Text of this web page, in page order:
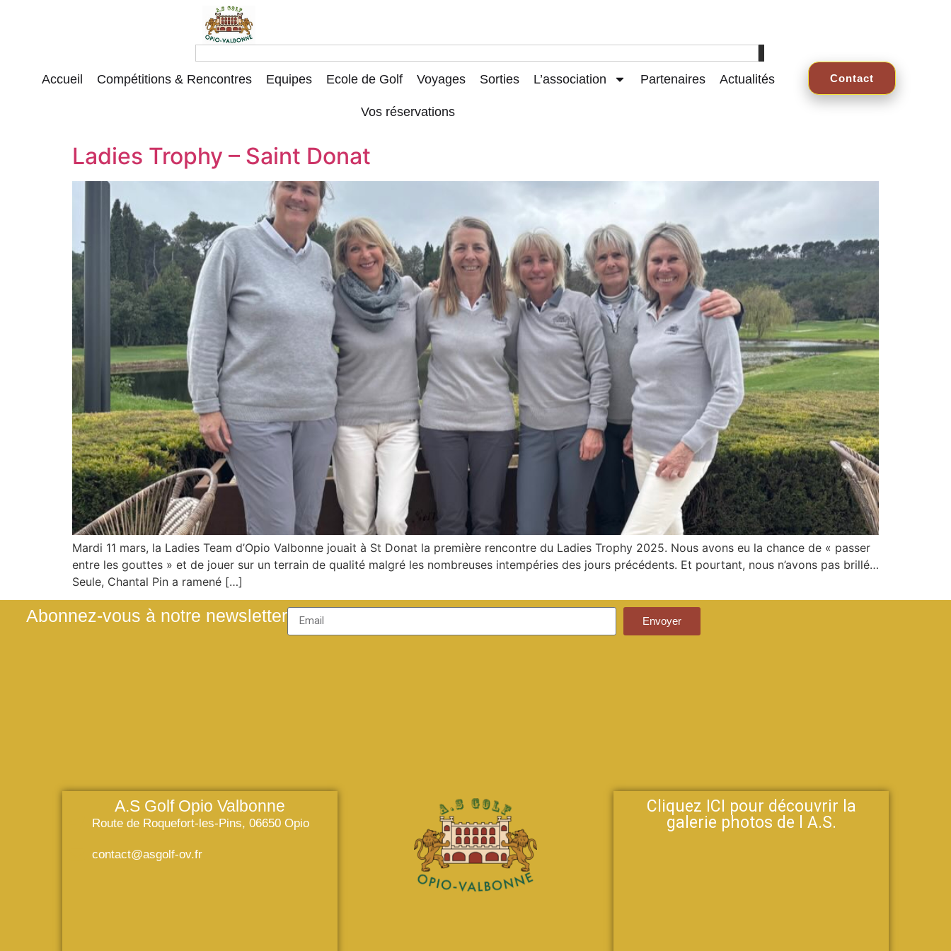
Accueil Compétitions & Rencontres Equipes Ecole de Golf Voyages Sorties L’association Partenaires Actualités
Vos réservations
Contact
Ladies Trophy – Saint Donat
Mardi 11 mars, la Ladies Team d’Opio Valbonne jouait à St Donat la première rencontre du Ladies Trophy 2025. Nous avons eu la chance de « passer
entre les gouttes » et de jouer sur un terrain de qualité malgré les nombreuses intempéries des jours précédents. Et pourtant, nous n’avons pas brillé…
Seule, Chantal Pin a ramené […]
Abonnez-vous à notre newsletter Envoyer
A.S Golf Opio Valbonne
Route de Roquefort-les-Pins, 06650 Opio
contact@asgolf-ov.fr
Cliquez ICI pour découvrir la
galerie photos de l A.S.